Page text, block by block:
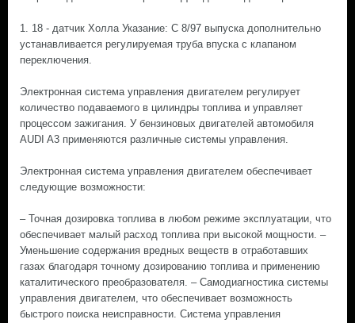
1. 18 - датчик Холла Указание: С 8/97 выпуска дополнительно
устанавливается регулируемая труба впуска с клапаном
переключения.
Электронная система управления двигателем регулирует
количество подаваемого в цилиндры топлива и управляет
процессом зажигания. У бензиновых двигателей автомобиля
AUDI A3 применяются различные системы управления.
Электронная система управления двигателем обеспечивает
следующие возможности:
– Точная дозировка топлива в любом режиме эксплуатации, что
обеспечивает малый расход топлива при высокой мощности. –
Уменьшение содержания вредных веществ в отработавших
газах благодаря точному дозированию топлива и применению
каталитического преобразователя. – Самодиагностика системы
управления двигателем, что обеспечивает возможность
быстрого поиска неисправности. Система управления